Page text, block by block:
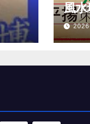
風水